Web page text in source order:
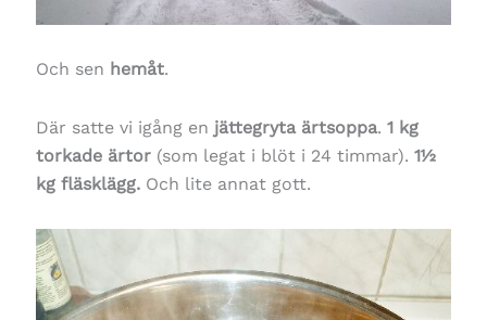
Och sen hemåt.
Där satte vi igång en jättegryta ärtsoppa. 1 kg
torkade ärtor(som legat i blöt i 24 timmar). 1½
kg fläsklägg.Och lite annat gott.